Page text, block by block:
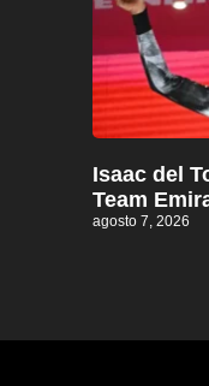
Isaac del
Team
agosto 7, 2026